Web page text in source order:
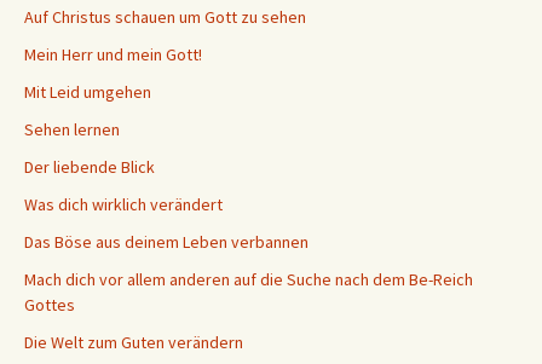
Auf Christus schauen um Gott zu sehen
Mein Herr und mein Gott!
Mit Leid umgehen
Sehen lernen
Der liebende Blick
Was dich wirklich verändert
Das Böse aus deinem Leben verbannen
Mach dich vor allem anderen auf die Suche nach dem Be-Reich
Gottes
Die Welt zum Guten verändern